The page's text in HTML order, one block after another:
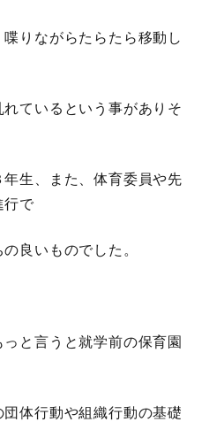
りながらたらたら移動し
ているという事がありそ
生、また、体育委員や先
行で
良いものでした。
と言うと就学前の保育園
体行動や組織行動の基礎